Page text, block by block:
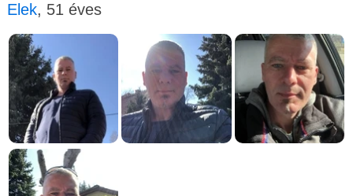
Elek, 51 éves